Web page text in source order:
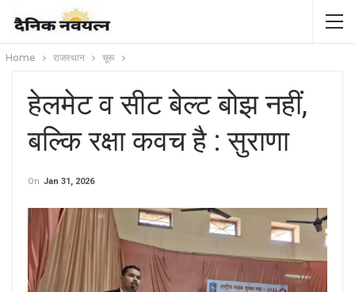
Home राजस्थान चूरू
हेलमेट व सीट बेल्ट बोझ नहीं,
बल्कि रक्षा कवच है : सुराणा
On Jan 31, 2026